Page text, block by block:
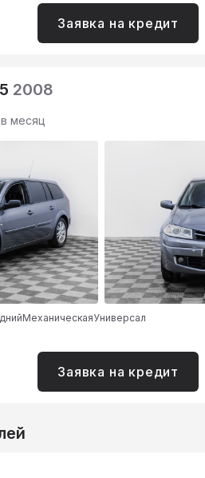
Заявка на кредит
2008
месяц
МеханическаяУниверсал
Заявка на кредит